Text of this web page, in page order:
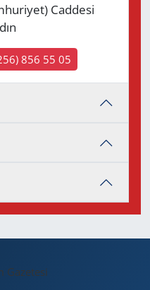
Caddesi
856 55 05